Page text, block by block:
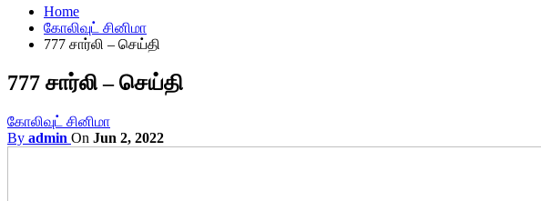
Home
கோலிவுட் சினிமா
777 சார்லி – செய்தி
777 சார்லி – செய்தி
கோலிவுட் சினிமா
By admin On Jun 2, 2022